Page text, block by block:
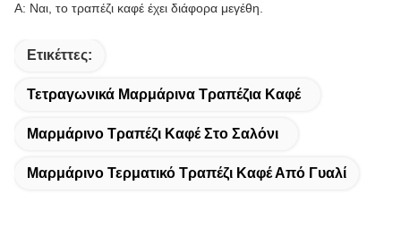
Α: Ναι, το τραπέζι καφέ έχει διάφορα μεγέθη.
Ετικέττες:
Τετραγωνικά Μαρμάρινα Τραπέζια Καφέ
Μαρμάρινο Τραπέζι Καφέ Στο Σαλόνι
Μαρμάρινο Τερματικό Τραπέζι Καφέ Από Γυαλί